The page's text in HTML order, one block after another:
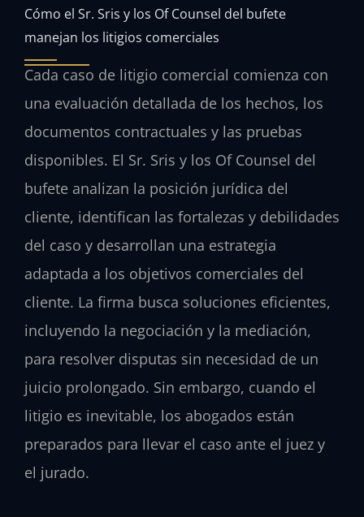
Cómo el Sr. Sris y los Of Counsel del bufete
manejan los litigios comerciales
Cada caso de litigio comercial comienza con
una evaluación detallada de los hechos, los
documentos contractuales y las pruebas
disponibles. El Sr. Sris y los Of Counsel del
bufete analizan la posición jurídica del
cliente, identifican las fortalezas y debilidades
del caso y desarrollan una estrategia
adaptada a los objetivos comerciales del
cliente. La firma busca soluciones eficientes,
incluyendo la negociación y la mediación,
para resolver disputas sin necesidad de un
juicio prolongado. Sin embargo, cuando el
litigio es inevitable, los abogados están
preparados para llevar el caso ante el juez y
el jurado.